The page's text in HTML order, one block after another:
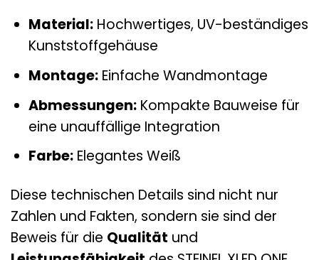
Material:Hochwertiges, UV-beständiges
Kunststoffgehäuse
Montage:Einfache Wandmontage
Abmessungen:Kompakte Bauweise für
eine unauffällige Integration
Farbe:Elegantes Weiß
Diese technischen Details sind nicht nur
Zahlen und Fakten, sondern sie sind der
Beweis für die Qualität und